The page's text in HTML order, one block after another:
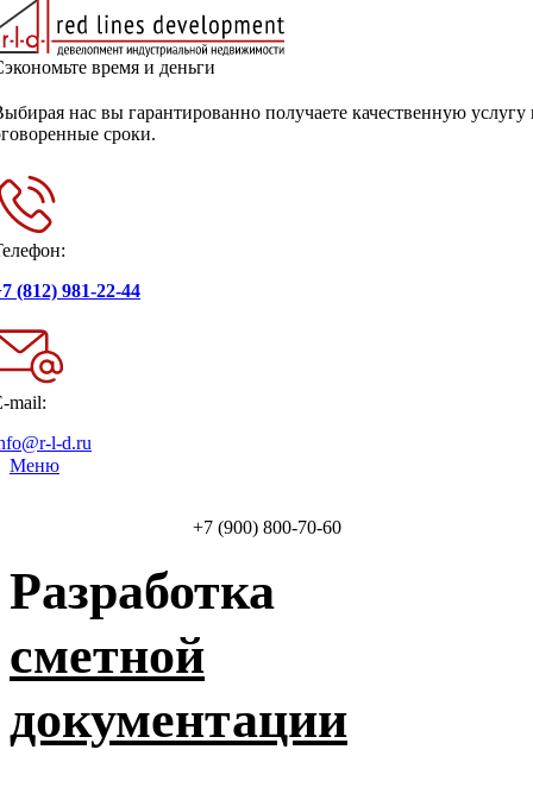
время и деньги
нас вы гарантированно получаете качественную услугу
сроки.
(812) 981-22-44
mail:
l-d.ru
Меню
+7 (900) 800-70-60
Разработка
сметной
документации